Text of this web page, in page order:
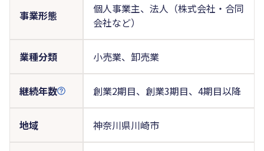
事業形態
個人事業主、法人（株式会社・合同
会社など）
業種分類 小売業、卸売業
継続年数 創業2期目、創業3期目、4期目以降
地域 神奈川県川崎市